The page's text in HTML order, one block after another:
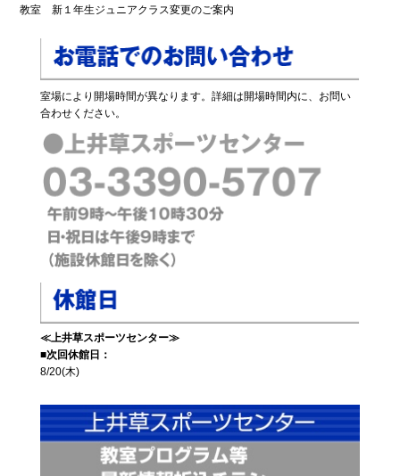
教室 新１年生ジュニアクラス変更のご案内
室場により開場時間が異なります。詳細は開場時間内に、お問い
合わせください。
≪上井草スポーツセンター≫
■次回休館日：
8/20(木)